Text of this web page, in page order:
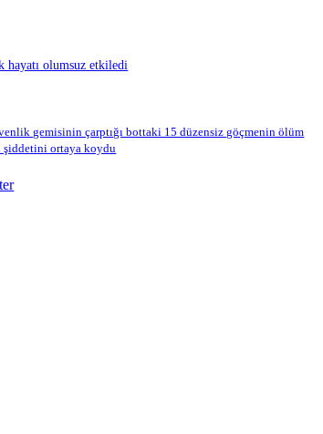
gemisinin çarptığı bottaki 15 düzensiz göçmenin ölüm
şiddetini ortaya koydu
hayatı olumsuz etkiledi